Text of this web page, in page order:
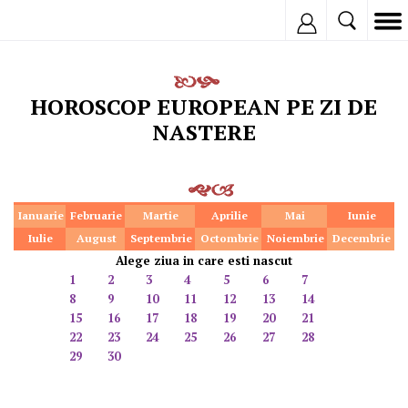
HOROSCOP EUROPEAN PE ZI DE
NASTERE
Ianuarie Februarie Martie Aprilie Mai
Iunie
Iulie
August Septembrie Octombrie Noiembrie Decembrie
Alege ziua in care esti nascut
1
2 3 4 5 6
7
8
9 10 11 12 13
14
15
16 17 18 19 20
21
22
23 24 25 26 27
28
29
30